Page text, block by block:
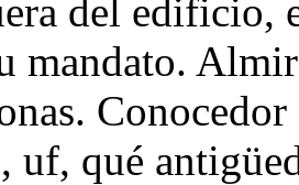
del edificio,
mandato.
uf, qué